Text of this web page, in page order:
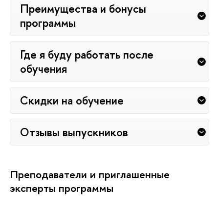
Преимущества и бонусы
программы
Где я буду работать после
обучения
Скидки на обучение
Отзывы выпускников
Преподаватели и приглашенные
эксперты программы